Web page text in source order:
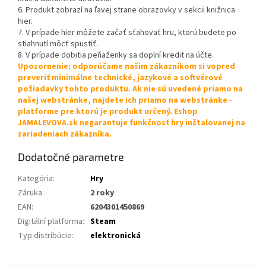
6. Produkt zobrazí na ľavej strane obrazovky v sekcii knižnica
hier.
7. V prípade hier môžete začať sťahovať hru, ktorú budete po
stiahnutí môcť spustiť.
8. V prípade dobitia peňaženky sa doplní kredit na účte.
Upozornenie: odporúčame našim zákazníkom si vopred
preveriť minimálne technické, jazykové a softvérové
požiadavky tohto produktu. Ak nie sú uvedené priamo na
našej webstránke, najdete ich priamo na webstránke -
platforme pre ktorú je produkt určený. Eshop
JAMALEVOVA.sk negarantuje funkčnosť hry inštalovanej na
zariadeniach zákazníka.
Dodatočné parametre
Kategória:
Hry
Záruka:
2 roky
EAN:
6204301450869
Digitální platforma: Steam
Typ distribúcie: elektronická